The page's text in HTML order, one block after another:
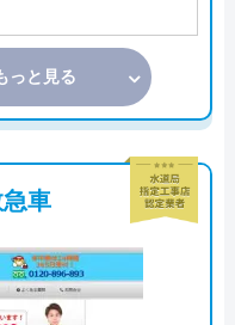
っと見る
車